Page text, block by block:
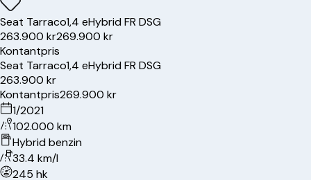
Seat Tarraco1,4 eHybrid FR DSG
263.900 kr269.900 kr
Kontantpris
Seat Tarraco1,4 eHybrid FR DSG
263.900 kr
Kontantpris269.900 kr
1/2021
102.000 km
Hybrid benzin
33.4 km/l
245 hk